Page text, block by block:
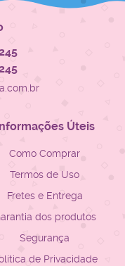
Úteis
Como Comprar
Termos de Uso
Fretes e Entrega
dos produtos
Segurança
de Privacidade